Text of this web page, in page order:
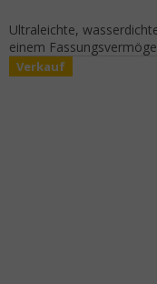
Ultraleichte,
einem
Verkauf